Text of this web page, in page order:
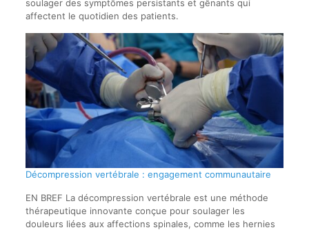
soulager des symptômes persistants et gênants qui
affectent le quotidien des patients.
Décompression vertébrale : engagement communautaire
EN BREF La décompression vertébrale est une méthode
thérapeutique innovante conçue pour soulager les
douleurs liées aux affections spinales, comme les hernies